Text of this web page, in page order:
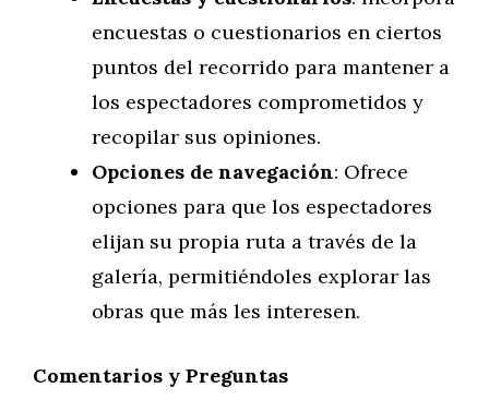
encuestas o cuestionarios en ciertos
puntos del recorrido para mantener a
los espectadores comprometidos y
recopilar sus opiniones.
Opciones de navegación: Ofrece
opciones para que los espectadores
elijan su propia ruta a través de la
galería, permitiéndoles explorar las
obras que más les interesen.
Comentarios y Preguntas